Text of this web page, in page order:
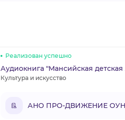
Реализован успешно
Аудиокнига "Мансийская детская
Культура и искусство
АНО ПРО-ДВИЖЕНИЕ ОУН